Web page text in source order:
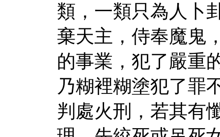
類，一類只為人卜
棄天主，侍奉魔鬼
的事業，犯了嚴重
乃糊裡糊塗犯了罪
判處火刑，若其有